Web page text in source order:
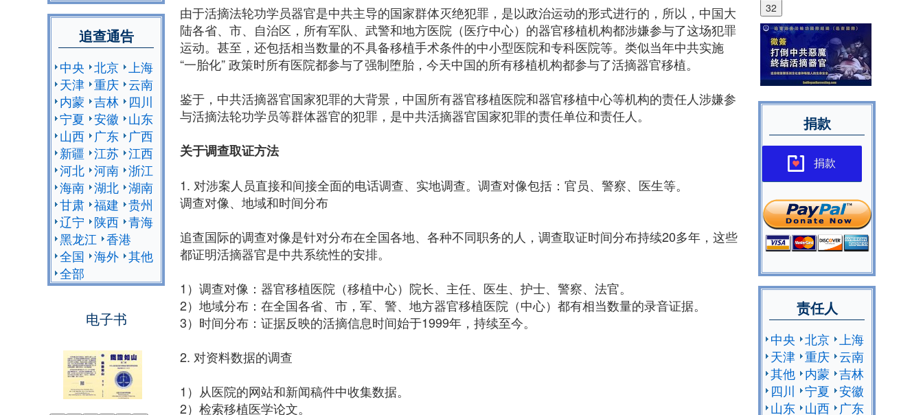
追查通告
中央 北京 上海
天津 重庆 云南
内蒙 吉林
四川
宁夏 安徽
山东
山西
广东
广西
新疆 江苏 江西
河北 河南 浙江
海南 湖北 湖南
甘肃 福建 贵州
辽宁
陕西 青海
黑龙江 香港
全国 海外 其他
全部
电子书
由于活摘法轮功学员器官是中共主导的国家群体灭绝犯罪，是以政治运动的形式进行的，所以，中国大
陆各省、市、自治区，所有军队、武警和地方医院（医疗中心）的器官移植机构都涉嫌参与了这场犯罪
运动。甚至，还包括相当数量的不具备移植手术条件的中小型医院和专科医院等。类似当年中共实施
“一胎化” 政策时所有医院都参与了强制堕胎，今天中国的所有移植机构都参与了活摘器官移植。
鉴于，中共活摘器官国家犯罪的大背景，中国所有器官移植医院和器官移植中心等机构的责任人涉嫌参
与活摘法轮功学员等群体器官的犯罪，是中共活摘器官国家犯罪的责任单位和责任人。
关于调查取证方法
1. 对涉案人员直接和间接全面的电话调查、实地调查。调查对像包括：官员、警察、医生等。
调查对像、地域和时间分布
追查国际的调查对像是针对分布在全国各地、各种不同职务的人，调查取证时间分布持续20多年，这些
都证明活摘器官是中共系统性的安排。
1）调查对像：器官移植医院（移植中心）院长、主任、医生、护士、警察、法官。
2）地域分布：在全国各省、市，军、警、地方器官移植医院（中心）都有相当数量的录音证据。
3）时间分布：证据反映的活摘信息时间始于1999年，持续至今。
2. 对资料数据的调查
1）从医院的网站和新闻稿件中收集数据。
2）检索移植医学论文。
32
捐款
捐款
责任人
中央 北京
上海
天津 重庆 云南
其他 内蒙 吉林
四川
宁夏 安徽
山东 山西
广东